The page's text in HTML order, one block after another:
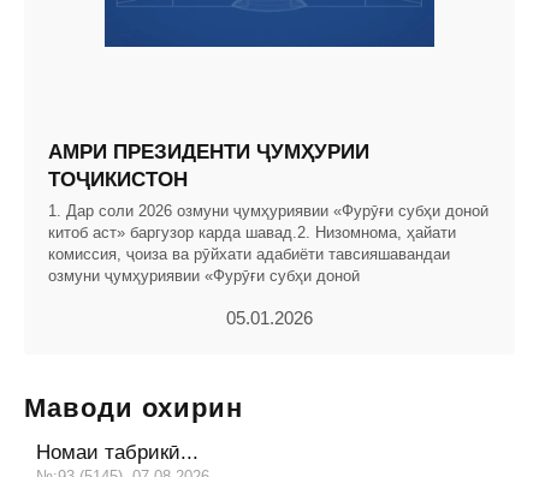
АМРИ ПРЕЗИДЕНТИ ҶУМҲУРИИ
ТОҶИКИСТОН
1. Дар соли 2026 озмуни ҷумҳуриявии «Фурӯғи субҳи доноӣ
китоб аст» баргузор карда шавад.2. Низомнома, ҳайати
комиссия, ҷоиза ва рӯйхати адабиёти тавсияшавандаи
озмуни ҷумҳуриявии «Фурӯғи субҳи доноӣ
05.01.2026
Маводи охирин
Номаи табрикӣ...